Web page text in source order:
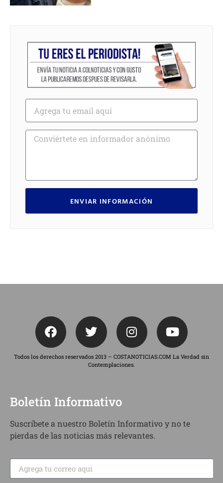
ENVIAR INFORMACIÓN
Todos los derechos reservados 2013 – COSTANOTICIAS.COM La Verdad sin
Contemplaciones.
Boletín Informativo
Suscríbete a nuestro Boletín Informativo y no te
pierdas de las noticias más relevantes.